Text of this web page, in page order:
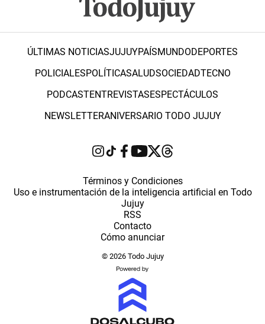
ÚLTIMAS NOTICIASJUJUYPAÍSMUNDODEPORTES
POLICIALESPOLÍTICASALUDSOCIEDADTECNO
PODCASTENTREVISTASESPECTÁCULOS
NEWSLETTERANIVERSARIO TODO JUJUY
Términos y Condiciones
Uso e instrumentación de la inteligencia artificial en Todo
Jujuy
RSS
Contacto
Cómo anunciar
© 2026 Todo Jujuy